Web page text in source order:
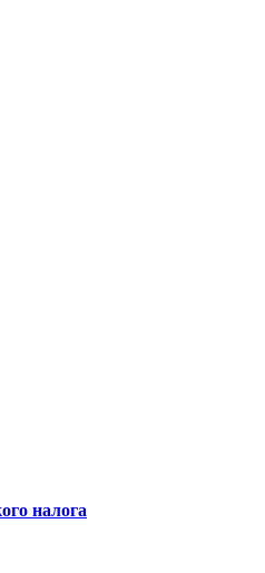
налога